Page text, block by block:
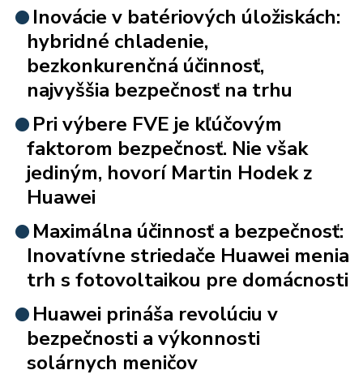
Inovácie v batériových úložiskách:
hybridné chladenie,
bezkonkurenčná účinnosť,
najvyššia bezpečnosť na trhu
Pri výbere FVE je kľúčovým
faktorom bezpečnosť. Nie však
jediným, hovorí Martin Hodek z
Huawei
Maximálna účinnosť a bezpečnosť:
Inovatívne striedače Huawei menia
trh s fotovoltaikou pre domácnosti
Huawei prináša revolúciu v
bezpečnosti a výkonnosti
solárnych meničov